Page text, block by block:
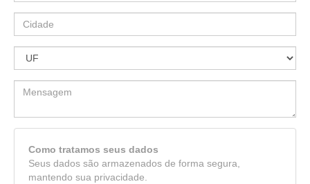
Como tratamos seus dados
Seus dados são armazenados de forma segura,
mantendo sua privacidade.